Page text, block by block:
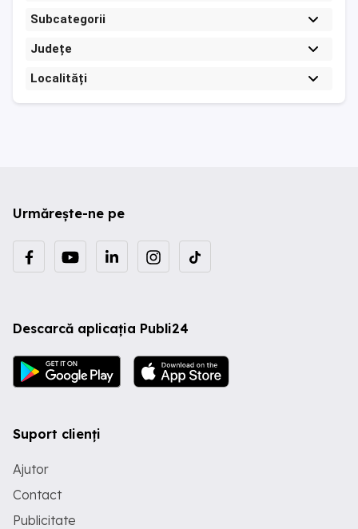
Subcategorii
Județe
Localități
Urmărește-ne pe
Descarcă aplicația Publi24
Suport clienți
Ajutor
Contact
Publicitate